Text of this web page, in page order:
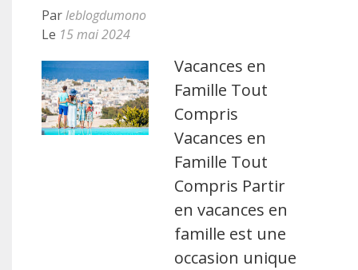
Parleblogdumono
Le 15 mai 2024
Vacances en
Famille Tout
Compris
Vacances en
Famille Tout
Compris Partir
en vacances en
famille est une
occasion unique